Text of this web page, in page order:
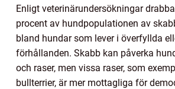
Enligt veterinärundersökningar
procent av hundpopulationen av
bland hundar som lever i överfyllda
förhållanden. Skabb kan påverka
och raser, men vissa raser, som
bullterrier, är mer mottagliga för